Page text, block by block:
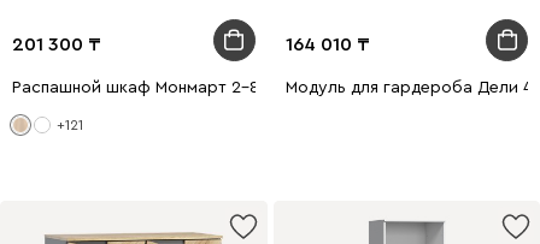
201 300
Распашной шкаф Монмарт 2-80x210 Дуб Сонома
+121
164 010
Модуль для гардероба Дели